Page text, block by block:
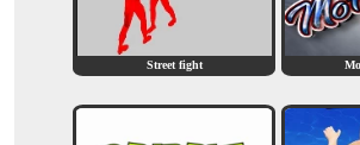
Street fight